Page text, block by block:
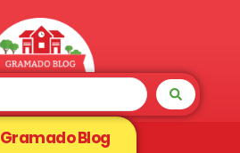
Gramado Blog